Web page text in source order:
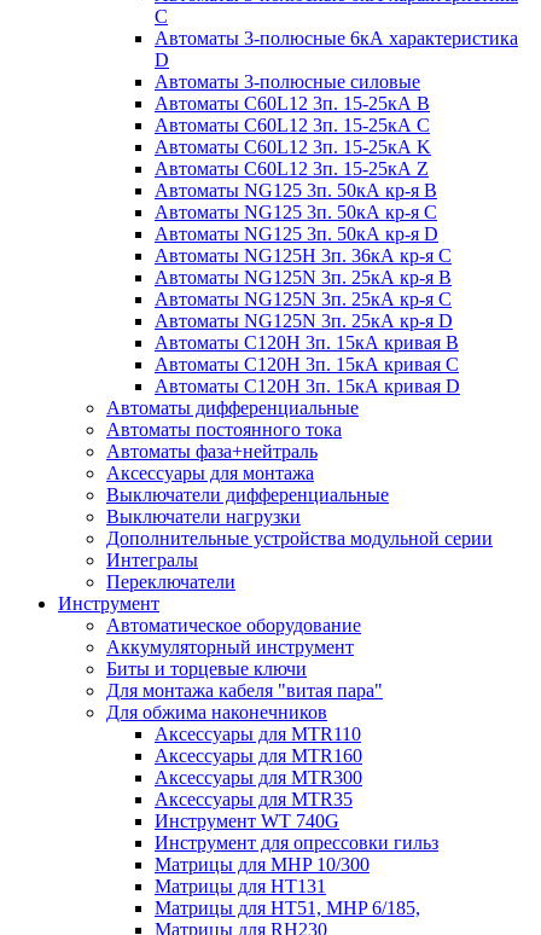
C
Автоматы 3-полюсные 6кА характеристика
D
Автоматы 3-полюсные силовые
Автоматы C60L12 3п. 15-25кА B
Автоматы C60L12 3п. 15-25кА C
Автоматы C60L12 3п. 15-25кА K
Автоматы C60L12 3п. 15-25кА Z
Автоматы NG125 3п. 50кА кр-я B
Автоматы NG125 3п. 50кА кр-я C
Автоматы NG125 3п. 50кА кр-я D
Автоматы NG125H 3п. 36кА кр-я C
Автоматы NG125N 3п. 25кА кр-я B
Автоматы NG125N 3п. 25кА кр-я C
Автоматы NG125N 3п. 25кА кр-я D
Автоматы С120Н 3п. 15кА кривая B
Автоматы С120Н 3п. 15кА кривая C
Автоматы С120Н 3п. 15кА кривая D
Автоматы дифференциальные
Автоматы постоянного тока
Автоматы фаза+нейтраль
Аксессуары для монтажа
Выключатели дифференциальные
Выключатели нагрузки
Дополнительные устройства модульной серии
Интегралы
Переключатели
Инструмент
Автоматическое оборудование
Аккумуляторный инструмент
Биты и торцевые ключи
Для монтажа кабеля "витая пара"
Для обжима наконечников
Аксессуары для MTR110
Аксессуары для MTR160
Аксессуары для MTR300
Аксессуары для MTR35
Инструмент WT 740G
Инструмент для опрессовки гильз
Матрицы для MHP 10/300
Матрицы для НТ131
Матрицы для НТ51, MHP 6/185,
Матрицы для RH230